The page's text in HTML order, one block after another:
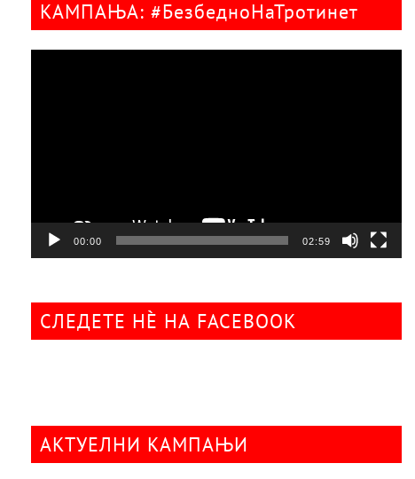
КАМПАЊА: #БезбедноНаТротинет
00:00 02:59
СЛЕДЕТЕ НÈ НА FACEBOOK
АКТУЕЛНИ КАМПАЊИ